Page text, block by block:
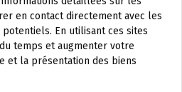
en contact directement avec les
En utilisant ces sites
temps et augmenter votre
et la présentation des biens